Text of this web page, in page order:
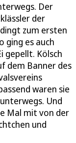
Der
der
zum ersten
ging es auch
gepellt. Kölsch
dem Banner des
waren sie
Und
Mal mit von der
und